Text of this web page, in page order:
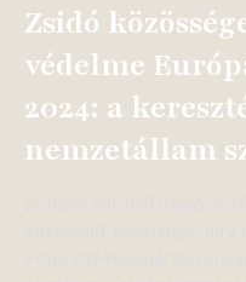
Zsidó
védelme
2024: a
nemzetállam